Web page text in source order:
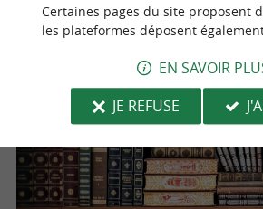
Ustaritz
Foires et Salons
Certaines pages du site proposent
les plateformes déposent
EN SAVOIR
JE REFUSE